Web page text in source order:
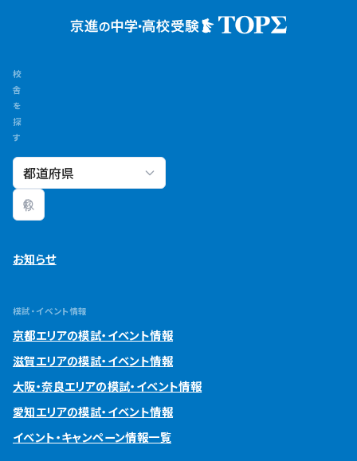
校
舎
を
探
す
校舎検索
お知らせ
模試・イベント情報
京都エリアの模試・イベント情報
滋賀エリアの模試・イベント情報
大阪・奈良エリアの模試・イベント情報
愛知エリアの模試・イベント情報
イベント・キャンペーン情報一覧